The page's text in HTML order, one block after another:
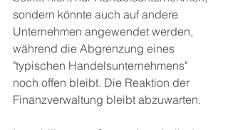
sondern könnte auch auf andere
Unternehmen angewendet werden,
während die Abgrenzung eines
"typischen Handelsunternehmens"
noch offen bleibt. Die Reaktion der
Finanzverwaltung bleibt abzuwarten.